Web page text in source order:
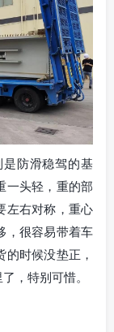
防滑稳驾的基
一头轻，重的部
左右对称，重心
，很容易带着车
时候没垫正，
，特别可惜。